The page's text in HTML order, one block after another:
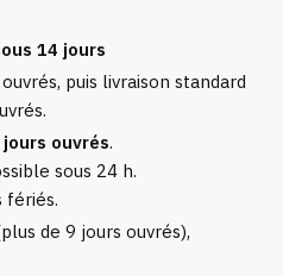
14 jours
puis livraison standard
jours ouvrés.
sous 24 h.
fériés.
de 9 jours ouvrés),